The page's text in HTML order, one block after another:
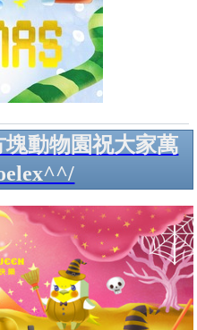
動物園祝大家萬